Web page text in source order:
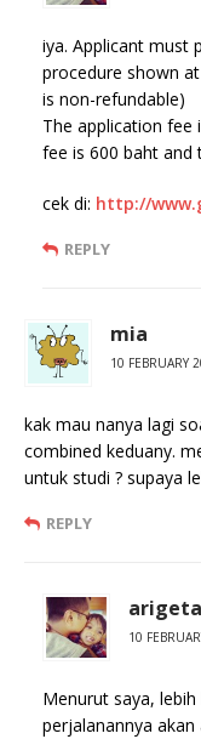
iya. Applicant must
procedure shown
is non-refundable)
The application fee
fee is 600 baht and
cek di: http://
REPLY
mia
10 FEBRUARY
kak mau nanya lagi
combined keduany.
untuk studi ? supaya
REPLY
10
Menurut saya,
perjalanannya